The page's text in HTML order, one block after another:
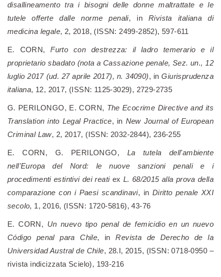
disallineamento tra i bisogni delle donne maltrattate e le
tutele offerte dalle norme penali, inRivista italiana di
medicina legale, 2, 2018, (ISSN: 2499-2852), 597-611
E. CORN,Furto con destrezza: il ladro temerario e il
proprietario sbadato (nota a Cassazione penale, Sez. un., 12
luglio 2017 (ud. 27 aprile 2017), n. 34090), inGiurisprudenza
italiana, 12, 2017, (ISSN: 1125-3029), 2729-2735
G. PERILONGO, E. CORN, The Ecocrime Directive and its
Translation into Legal Practice, in New Journal of European
Criminal Law, 2, 2017, (ISSN: 2032-2844), 236-255
E. CORN, G. PERILONGO, La tutela dell'ambiente
nell'Europa del Nord: le nuove sanzioni penali e i
procedimenti estintivi dei reati ex L. 68/2015 alla prova della
comparazione con i Paesi scandinavi, in Diritto penale XXI
secolo, 1, 2016, (ISSN: 1720-5816), 43-76
E. CORN, Un nuevo tipo penal de femicidio en un nuevo
Código penal para Chile, inRevista de Derecho de la
Universidad Austral de Chile, 28.I, 2015, (ISSN: 0718-0950 –
rivista indicizzata Scielo), 193-216